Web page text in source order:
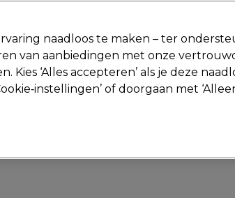
Elektra Beauty Salon interieur Mannen
naadloos te maken – ter
van aanbiedingen met onze
‘Alles accepteren’ als je deze
of doorgaan met